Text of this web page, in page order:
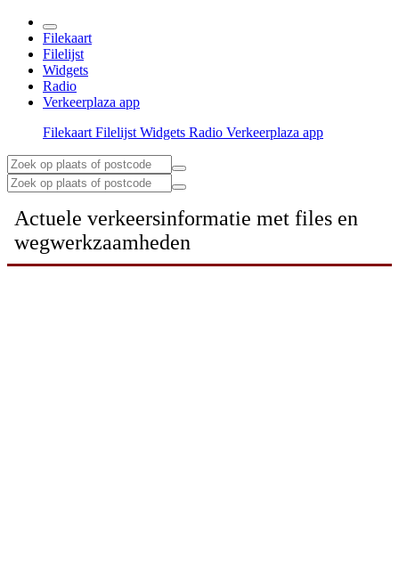
Filekaart
Filelijst
Widgets
Radio
Verkeerplaza app
Filekaart Filelijst Widgets Radio Verkeerplaza app
Actuele verkeersinformatie met files en
wegwerkzaamheden